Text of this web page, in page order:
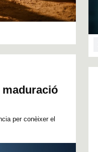
per conèixer el